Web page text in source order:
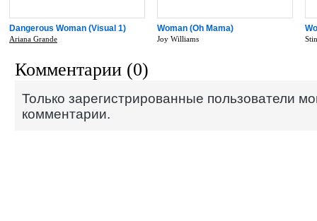
Dangerous Woman (Visual 1)
Ariana Grande
Woman (Oh Mama)
Joy Williams
Комментарии (0)
Только зарегистрированные пользователи
комментарии.